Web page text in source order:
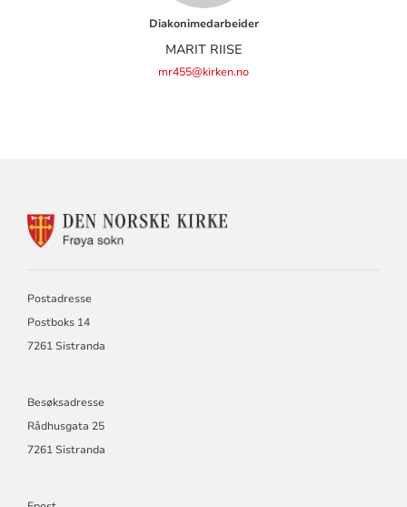
Diakonimedarbeider
MARIT RIISE
mr455@kirken.no
KONTAKTINFORMASJON
Postadresse
Postboks 14
7261 Sistranda
Besøksadresse
Rådhusgata 25
7261 Sistranda